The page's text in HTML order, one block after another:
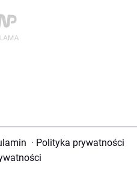
· Polityka prywatności